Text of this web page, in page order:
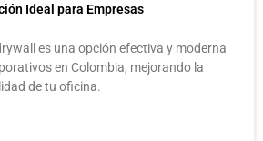
Ideal para Empresas
es una opción efectiva y moderna
en Colombia, mejorando la
de tu oficina.